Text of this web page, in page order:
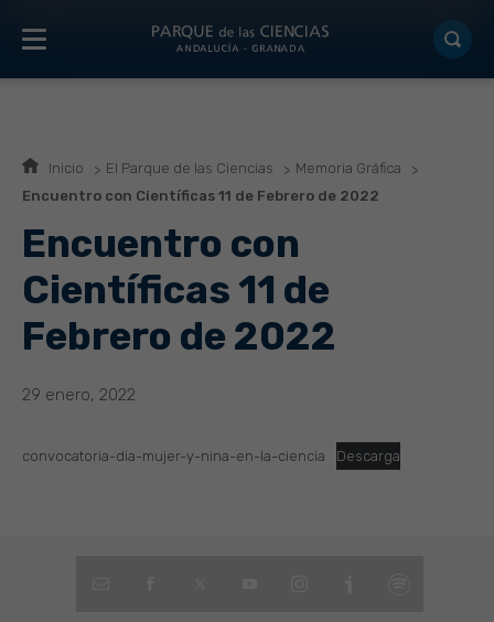
Inicio El Parque de las Ciencias
Memoria Gráfica
Encuentro con Científicas 11 de Febrero de 2022
Encuentro con
Científicas 11 de
Febrero de 2022
29 enero, 2022
convocatoria-dia-mujer-y-nina-en-la-ciencia Descarga